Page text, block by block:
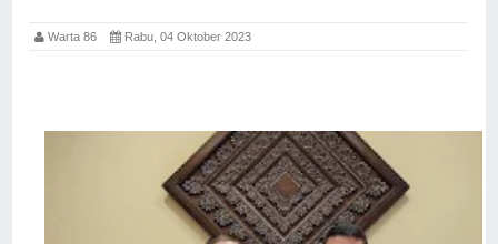
Warta 86 Rabu, 04 Oktober 2023